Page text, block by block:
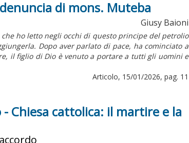
di mons. Muteba
Giusy Baioni
ho letto negli occhi di questo principe del petrolio
Dopo aver parlato di pace, ha cominciato a
il figlio di Dio è venuto a portare a tutti gli uomini e
Articolo, 15/01/2026, pag. 11
Chiesa cattolica: il martire e la